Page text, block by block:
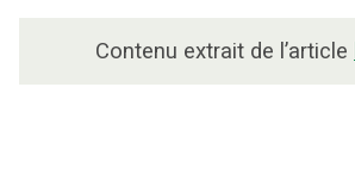
Contenu extrait de l’article